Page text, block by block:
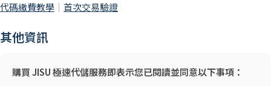
代碼繳費教學 ｜ 首次交易驗證
其他資訊
購買 JISU 極速代儲服務即表示您已閱讀並同意以下事項：